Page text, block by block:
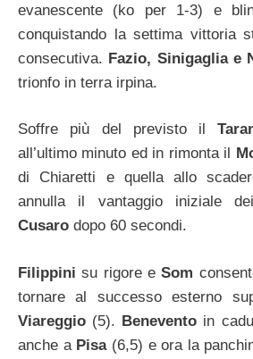
evanescente (ko per 1-3) e
conquistando la settima vittoria
consecutiva. Fazio, Sinigaglia e
trionfo in terra irpina.
Soffre più del previsto il
all’ultimo minuto ed in rimonta il
di Chiaretti e quella allo
annulla il vantaggio iniziale
Cusaro dopo 60 secondi.
Filippini su rigore eSom
tornare al successo esterno
Viareggio (5). Benevento in
anche a Pisa(6,5) e ora la